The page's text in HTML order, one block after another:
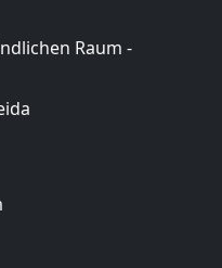
Raum -